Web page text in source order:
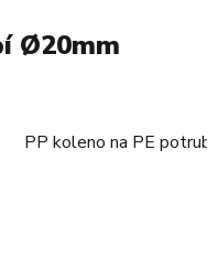
Ø20mm